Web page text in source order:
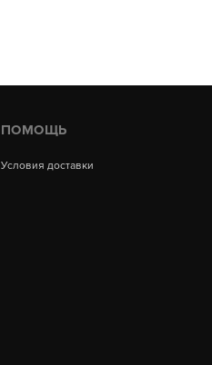
ПОМОЩЬ
Условия доставки